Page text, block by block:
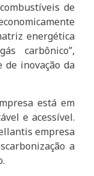
de
energética
carbônico”,
de inovação da
está em
e acessível.
empresa
a